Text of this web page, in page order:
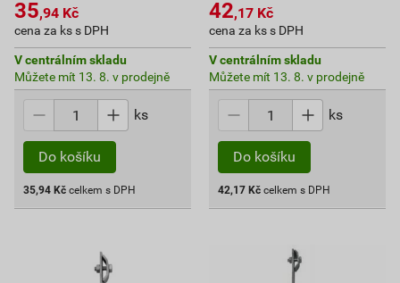
35,94 Kč
cena za ks s DPH
V centrálním skladu
Můžete mít 13. 8. v prodejně
ks
Do košíku
35,94 Kč celkem s DPH
42,17 Kč
cena za ks s DPH
V centrálním skladu
Můžete mít 13. 8. v prodejně
ks
Do košíku
42,17 Kč celkem s DPH